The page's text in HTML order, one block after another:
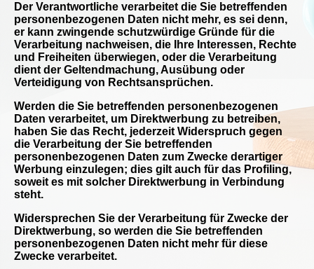
Der Verantwortliche verarbeitet die Sie betreffenden
personenbezogenen Daten nicht mehr, es sei denn,
er kann zwingende schutzwürdige Gründe für die
Verarbeitung nachweisen, die Ihre Interessen, Rechte
und Freiheiten überwiegen, oder die Verarbeitung
dient der Geltendmachung, Ausübung oder
Verteidigung von Rechtsansprüchen.
Werden die Sie betreffenden personenbezogenen
Daten verarbeitet, um Direktwerbung zu betreiben,
haben Sie das Recht, jederzeit Widerspruch gegen
die Verarbeitung der Sie betreffenden
personenbezogenen Daten zum Zwecke derartiger
Werbung einzulegen; dies gilt auch für das Profiling,
soweit es mit solcher Direktwerbung in Verbindung
steht.
Widersprechen Sie der Verarbeitung für Zwecke der
Direktwerbung, so werden die Sie betreffenden
personenbezogenen Daten nicht mehr für diese
Zwecke verarbeitet.